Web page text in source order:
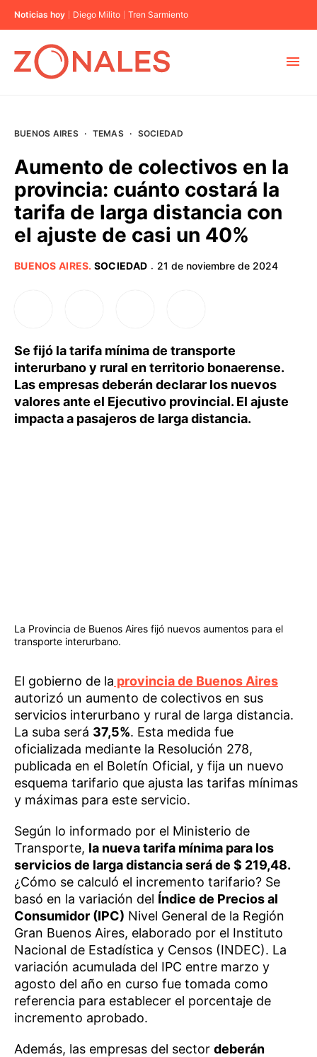
Noticias hoy Diego Milito Tren Sarmiento
BUENOS AIRES
PROVINCIAS
BUENOS AIRES · TEMAS · SOCIEDAD
Aumento de colectivos en la
provincia: cuánto costará la
tarifa de larga distancia con
el ajuste de casi un 40%
BUENOS AIRES. SOCIEDAD · 21 de noviembre de 2024
Se fijó la tarifa mínima de transporte
interurbano y rural en territorio bonaerense.
Las empresas deberán declarar los nuevos
valores ante el Ejecutivo provincial. El ajuste
impacta a pasajeros de larga distancia.
La Provincia de Buenos Aires fijó nuevos aumentos para el
transporte interurbano.
El gobierno de la provincia de Buenos Aires
autorizó un aumento de colectivos en sus
servicios interurbano y rural de larga distancia.
La suba será 37,5%. Esta medida fue
oficializada mediante la Resolución 278,
publicada en el Boletín Oficial, y fija un nuevo
esquema tarifario que ajusta las tarifas mínimas
y máximas para este servicio.
Según lo informado por el Ministerio de
Transporte, la nueva tarifa mínima para los
servicios de larga distancia será de $ 219,48.
¿Cómo se calculó el incremento tarifario? Se
basó en la variación del Índice de Precios al
Consumidor (IPC) Nivel General de la Región
Gran Buenos Aires, elaborado por el Instituto
Nacional de Estadística y Censos (INDEC). La
variación acumulada del IPC entre marzo y
agosto del año en curso fue tomada como
referencia para establecer el porcentaje de
incremento aprobado.
Además, las empresas del sector deberán